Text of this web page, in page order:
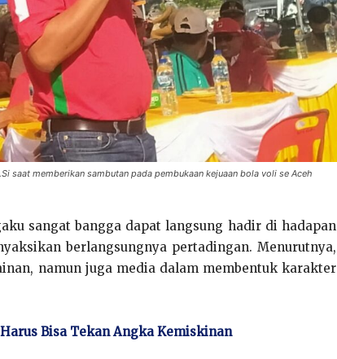
saat memberikan sambutan pada pembukaan kejuaan bola voli se Aceh
sangat bangga dapat langsung hadir di hadapan
berlangsungnya pertadingan. Menurutnya,
namun juga media dalam membentuk karakter
Bisa Tekan Angka Kemiskinan